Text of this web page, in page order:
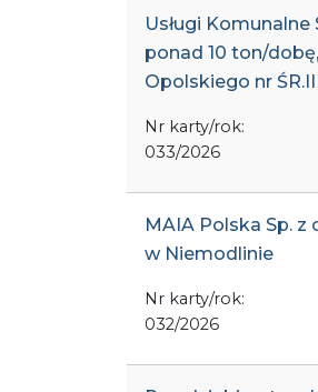
Usługi
ponad 10 ton/
Opolskiego nr
Nr karty/rok:
033/2026
MAIA Polska Sp.
w Niemodlinie
Nr karty/rok:
032/2026